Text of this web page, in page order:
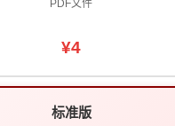
PDF文件
¥4
标准版